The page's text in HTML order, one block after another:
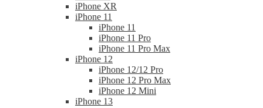
iPhone XR
iPhone 11
iPhone 11
iPhone 11 Pro
iPhone 11 Pro Max
iPhone 12
iPhone 12/12 Pro
iPhone 12 Pro Max
iPhone 12 Mini
iPhone 13